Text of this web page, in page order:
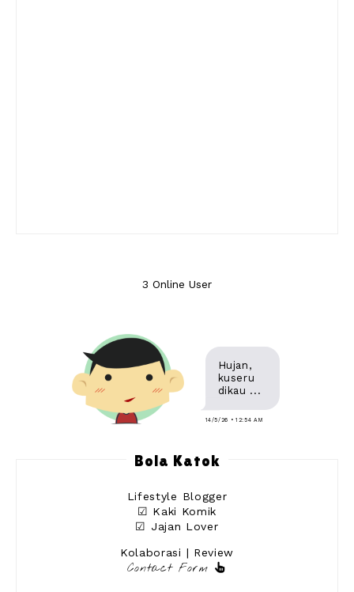
3 Online User
Hujan,
kuseru
dikau ...
14/5/26 • 12:54 AM
Bola Katok
Lifestyle Blogger
☑ Kaki Komik
☑ Jajan Lover
Kolaborasi | Review
Contact Form